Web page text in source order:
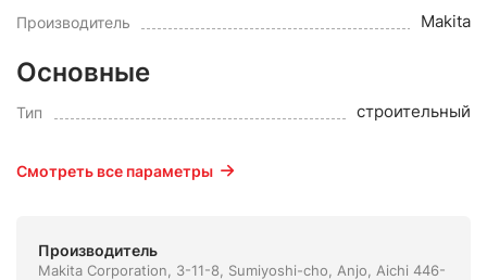
Производитель Makita
Основные
Тип строительный
Смотреть все параметры
Производитель
Makita Corporation, 3-11-8, Sumiyoshi-cho, Anjo, Aichi 446-